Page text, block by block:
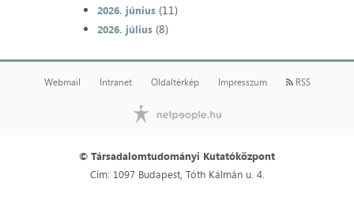
2026. június(11)
2026. július(8)
Webmail Intranet Oldaltérkép Impresszum RSS
© Társadalomtudományi Kutatóközpont
Cím: 1097 Budapest, Tóth Kálmán u. 4.